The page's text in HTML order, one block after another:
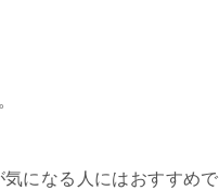
になる人にはおすすめで